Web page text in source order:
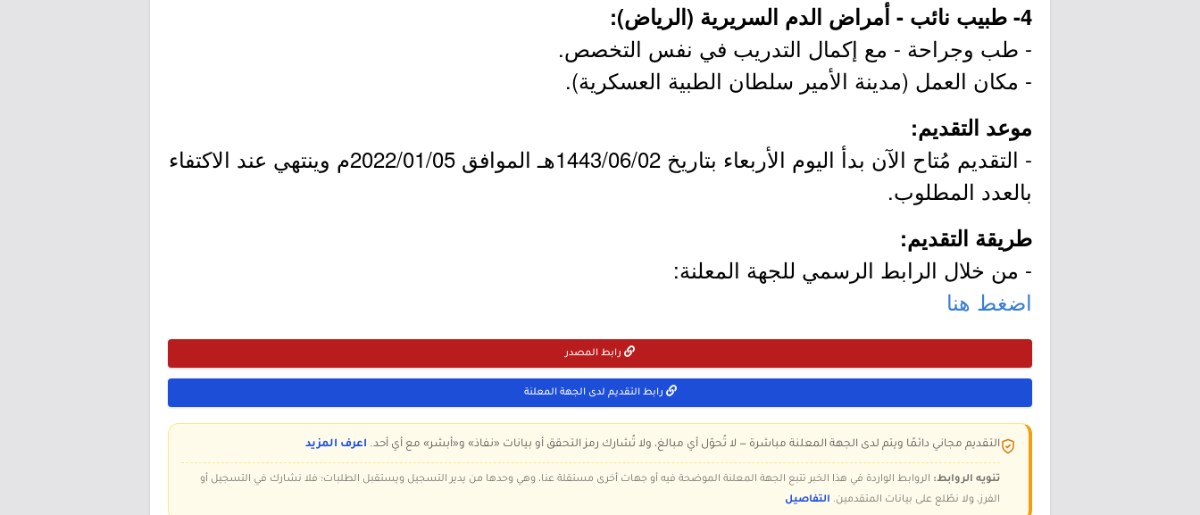
4- طبيب نائب - أمراض الدم السريرية (الرياض):
- طب وجراحة - مع إكمال التدريب في نفس التخصص.
- مكان العمل (مدينة الأمير سلطان الطبية العسكرية).
موعد التقديم:
- التقديم مُتاح الآن بدأ اليوم الأربعاء بتاريخ 1443/06/02هـ الموافق 2022/01/05م وينتهي عند الاكتفاء
بالعدد المطلوب.
طريقة التقديم:
- من خلال الرابط الرسمي للجهة المعلنة:
اضغط هنا
رابط المصدر
رابط التقديم لدى الجهة المعلنة
التقديم مجاني دائمًا ويتم لدى الجهة المعلنة مباشرة — لا تُحوّل أي مبالغ، ولا تُشارك رمز التحقق أو بيانات «نفاذ» و«أبشر» مع أي أحد. اعرف المزيد
تنويه الروابط: الروابط الواردة في هذا الخبر تتبع الجهة المعلنة الموضحة فيه أو جهات أخرى مستقلة عنا، وهي وحدها من يدير التسجيل ويستقبل الطلبات؛ فلا نشارك في التسجيل أو
الفرز، ولا نطّلع على بيانات المتقدمين. التفاصيل